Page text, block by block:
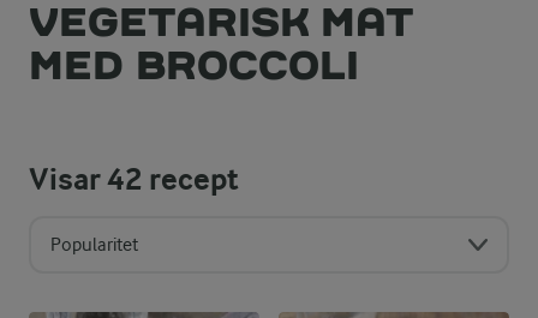
VEGETARISK MAT
MED BROCCOLI
Visar42 recept
Popularitet